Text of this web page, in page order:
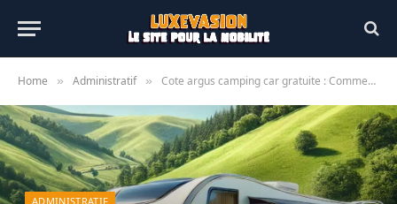
Home » Administratif » Cote argus camping car gratuite : Comment obtenir une estimation fiable ?
ADMINISTRATIF